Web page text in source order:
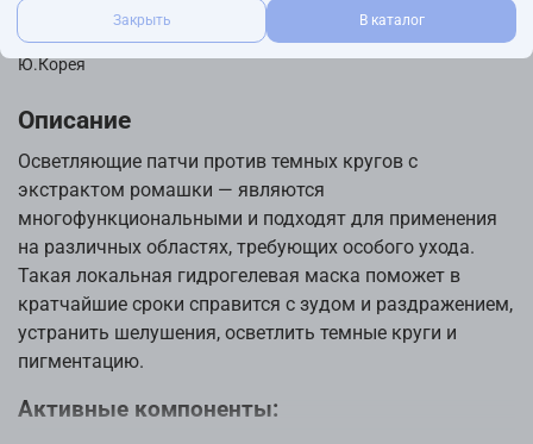
Petitfee
Страна производства
Ю.Корея
Описание
Осветляющие патчи против темных кругов с
экстрактом ромашки — являются
многофункциональными и подходят для применения
на различных областях, требующих особого ухода.
Такая локальная гидрогелевая маска поможет в
кратчайшие сроки справится с зудом и раздражением,
устранить шелушения, осветлить темные круги и
пигментацию.
Активные компоненты:
Закрыть В каталог